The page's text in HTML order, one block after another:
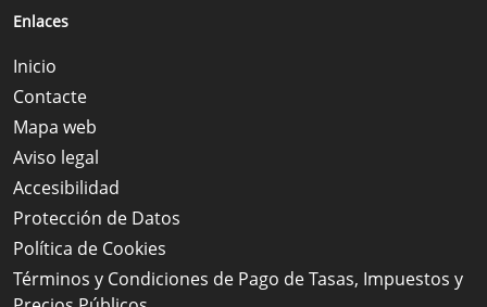
Enlaces
Inicio
Contacte
Mapa web
Aviso legal
Accesibilidad
Protección de Datos
Política de Cookies
Términos y Condiciones de Pago de Tasas, Impuestos y